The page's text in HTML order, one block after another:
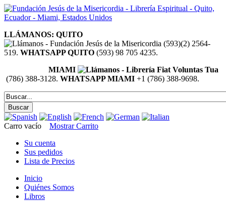
LLÁMANOS: QUITO
(593)(2) 2564-
519. WHATSAPP QUITO (593) 98 705 4235.
MIAMI
(786) 388-3128. WHATSAPP MIAMI +1 (786) 388-9698.
Carro vacío
Mostrar Carrito
Su cuenta
Sus pedidos
Lista de Precios
Inicio
Quiénes Somos
Libros